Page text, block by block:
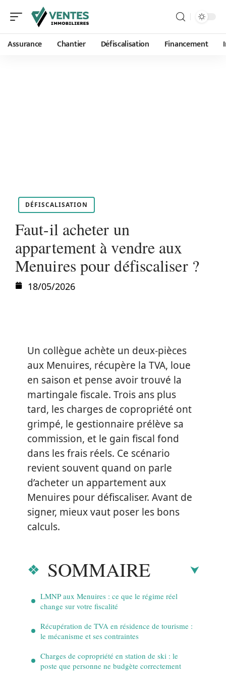
Assurance Chantier Défiscalisation Financement
DÉFISCALISATION
Faut-il acheter un
appartement à vendre aux
Menuires pour défiscaliser ?
18/05/2026
Un collègue achète un deux-pièces
aux Menuires, récupère la TVA, loue
en saison et pense avoir trouvé la
martingale fiscale. Trois ans plus
tard, les charges de copropriété ont
grimpé, le gestionnaire prélève sa
commission, et le gain fiscal fond
dans les frais réels. Ce scénario
revient souvent quand on parle
d’acheter un appartement aux
Menuires pour défiscaliser. Avant de
signer, mieux vaut poser les bons
calculs.
SOMMAIRE
LMNP aux Menuires : ce que le régime réel
change sur votre fiscalité
Récupération de TVA en résidence de tourisme :
le mécanisme et ses contraintes
Charges de copropriété en station de ski : le
poste que personne ne budgète correctement